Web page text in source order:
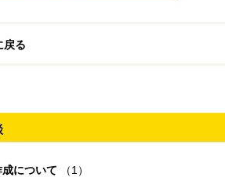
戻る
について （1）